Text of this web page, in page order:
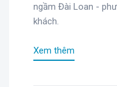
ngầm Đài Loan -
khách.
Xem thêm